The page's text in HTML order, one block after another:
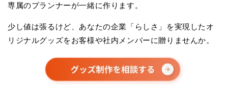
専属のプランナーが一緒に作ります。
少し値は張るけど、あなたの企業「らしさ」を実現したオ
リジナルグッズをお客様や社内メンバーに贈りませんか。